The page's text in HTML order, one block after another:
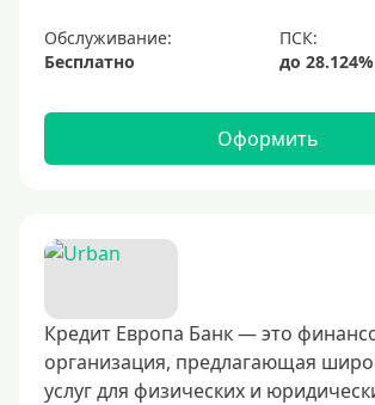
Обслуживание:
Бесплатно
Оформить
Кредит Европа Банк — это
организация, предлагающая
услуг для физических и